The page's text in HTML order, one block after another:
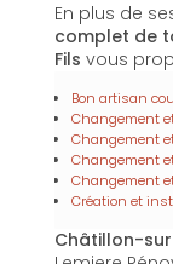
En plus de
complet de
Fils vous
Bon artisan
Changement
Changement
Changement
Changement
Création et
Châtillon-